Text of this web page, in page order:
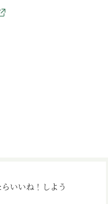
いいね！しよう